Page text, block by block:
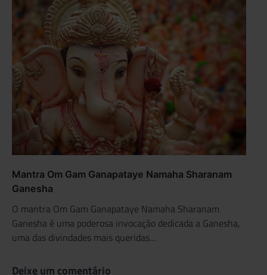
Mantra Om Gam Ganapataye Namaha Sharanam
Ganesha
O mantra Om Gam Ganapataye Namaha Sharanam
Ganesha é uma poderosa invocação dedicada a Ganesha,
uma das divindades mais queridas…
Deixe um comentário